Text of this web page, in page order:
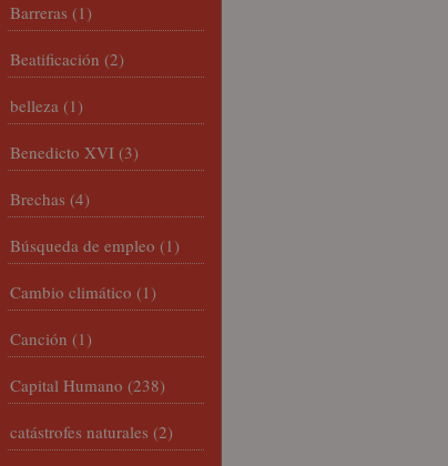
Barreras (1)
Beatificación (2)
belleza (1)
Benedicto XVI (3)
Brechas (4)
Búsqueda de empleo (1)
Cambio climático (1)
Canción (1)
Capital Humano (238)
catástrofes naturales (2)